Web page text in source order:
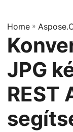
a
v
i
t
i
o
Home »
JPG
REST